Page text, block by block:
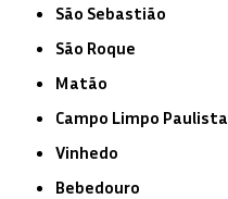
São Sebastião
São Roque
Matão
Campo Limpo Paulista
Vinhedo
Bebedouro